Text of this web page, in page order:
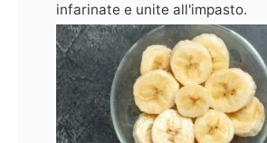
infarinate e unite all'impasto.